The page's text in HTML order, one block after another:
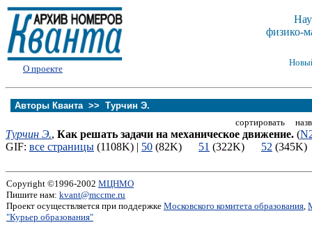
О проекте
физико-
Авторы Кванта >> Турчин Э.
сортировать
Турчин Э., Как решать задачи на механическое движение. (
GIF: все страницы (1108K) | 50 (82K) 51 (322K) 52
Copyright ©1996-2002 МЦНМО
Пишите нам: kvant@mccme.ru
Проект осуществляется при поддержке Московского комитета образования,
"Курьер образования"